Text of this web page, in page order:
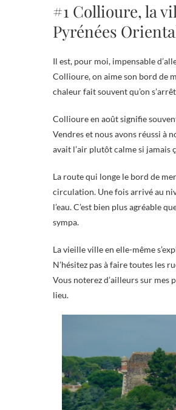
#1 Collioure, la
Pyrénées
Il est, pour moi, impensable
Collioure, on aime son bord de
chaleur fait souvent qu’on
Collioure en août signifie
Vendres et nous avons réussi à
avait l’air plutôt calme si jamais
La route qui longe le bord de
circulation. Une fois arrivé au
l’eau. C’est bien plus agréable
sympa.
La vieille ville en elle-même
N’hésitez pas à faire toutes les
Vous noterez d’ailleurs sur mes
lieu.